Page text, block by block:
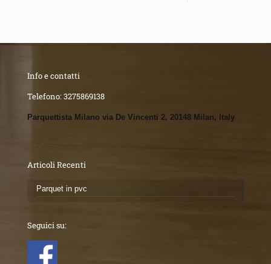
Info e contatti
Telefono:3275869138
Parquettista Milano via De Vincenti 2, 20148 Milan, Italy
Articoli Recenti
Parquet in pvc
Seguici su: